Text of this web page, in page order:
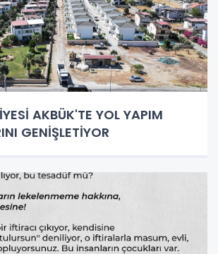
AKBÜK'TE YOL YAPIM
GENİŞLETİYOR